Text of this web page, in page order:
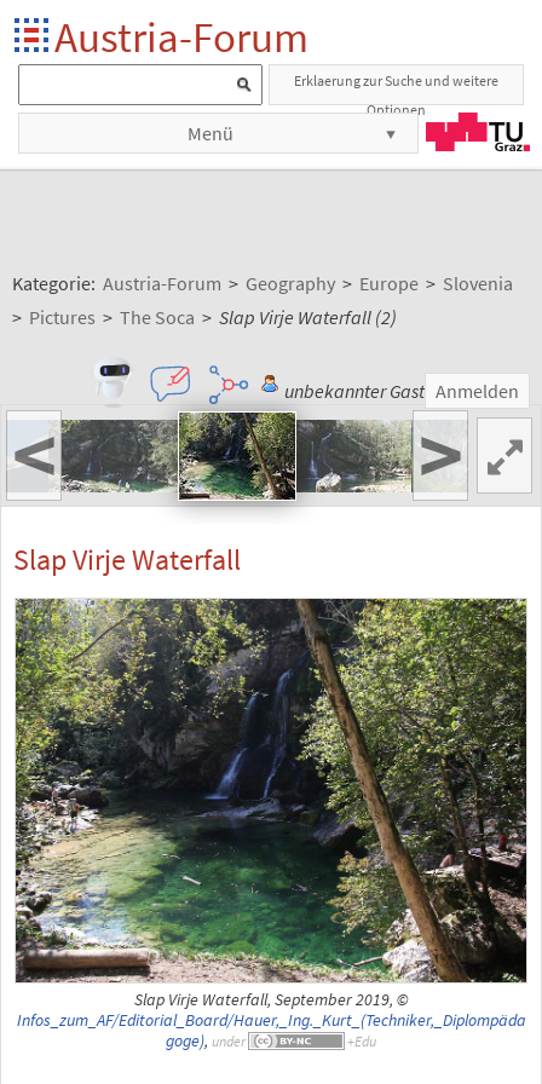
Austria-Forum
Erklaerung zur Suche und weitere
Optionen
Menü
Kategorie: Austria-Forum > Geography > Europe > Slovenia
> Pictures > The Soca > Slap Virje Waterfall (2)
unbekannter Gast Anmelden
< >
Slap Virje Waterfall
Slap Virje Waterfall, September 2019, ©
Infos_zum_AF/Editorial_Board/Hauer,_Ing._Kurt_(Techniker,_Diplompäda
goge), under